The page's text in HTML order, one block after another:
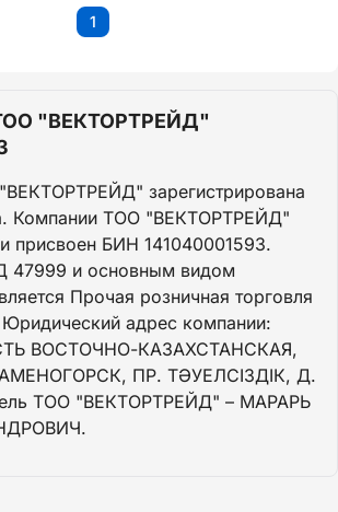
1
"ВЕКТОРТРЕЙД"
зарегистрирована
Компании ТОО "ВЕКТОРТРЕЙД"
присвоен БИН 141040001593.
47999 и основным видом
Прочая розничная торговля
Юридический адрес компании:
ВОСТОЧНО-КАЗАХСТАНСКАЯ,
ПР. ТӘУЕЛСІЗДІК, Д.
ТОО "ВЕКТОРТРЕЙД" – МАРАРЬ